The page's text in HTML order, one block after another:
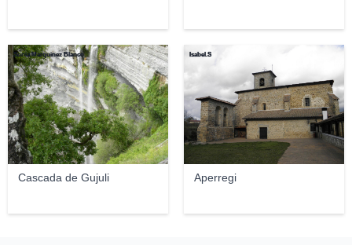
Cascada de Gujuli
Sonia Marquinez Blanco
Aperregi
Isabel.S